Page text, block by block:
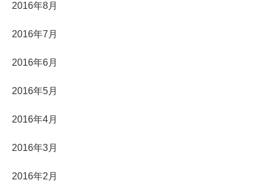
2016年8月
2016年7月
2016年6月
2016年5月
2016年4月
2016年3月
2016年2月